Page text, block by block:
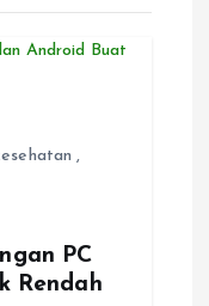
,
PC
Rendah